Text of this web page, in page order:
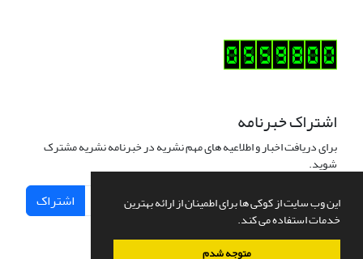
این وب سایت از کوکی ها برای اطمینان از ارائه بهترین
خدمات استفاده می کند.
متوجه شدم
اشتراک خبرنامه
برای دریافت اخبار و اطلاعیه های مهم نشریه در خبرنامه نشریه مشترک
شوید.
اشتراک